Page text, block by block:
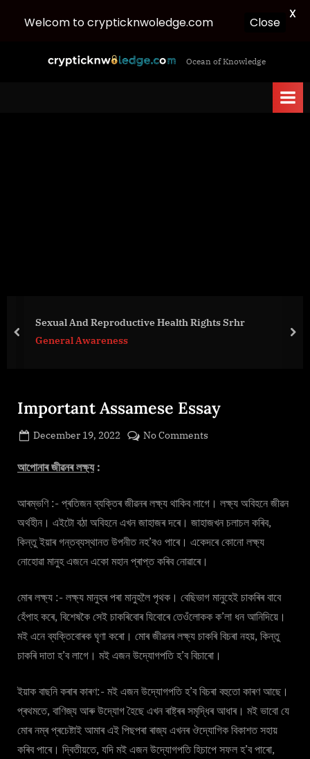
c
m
Ocean of Knowledge
Sexual And Reproductive Health Rights Srhr
General Awareness
prev
Important Assamese Essay
Posted
December 19, 2022
No Comments
আপোনাৰ জীৱনৰ লক্ষ্য:
আৰম্ভণি :- প্ৰতিজন ব্যক্তিৰ জীৱনৰ লক্ষ্য থাকিব লাগে। লক্ষ্য অবিহনে জীৱন
অৰ্থহীন। এইটো বঠা অবিহনে এখন জাহাজৰ দৰে। জাহাজখন চলাচল কৰিব,
কিন্তু ইয়াৰ গন্তব্যস্থানত উপনীত নহ’বও পাৰে। একেদৰে কোনো লক্ষ্য
নোহোৱা মানুহ এজনে একো মহান প্ৰাপ্ত কৰিব নোৱাৰে।
মোৰ লক্ষ্য :- লক্ষ্য মানুহৰ পৰা মানুহলৈ পৃথক। বেছিভাগ মানুহেই চাকৰিৰ বাবে
হেঁপাহ কৰে, বিশেষকৈ সেই চাকৰিবোৰ যিবোৰে তেওঁলোকক ক’লা ধন আনিদিয়ে।
মই এনে ব্যক্তিবোৰক ঘৃণা কৰো। মোৰ জীৱনৰ লক্ষ্য চাকৰি বিচৰা নহয়, কিন্তু
চাকৰি দাতা হ’ব লাগে। মই এজন উদ্যোগপতি হ’ব বিচাৰো।
ইয়াক বাছনি কৰাৰ কাৰণ:- মই এজন উদ্যোগপতি হ’ব বিচৰা বহুতো কাৰণ আছে।
প্ৰথমতে, বাণিজ্য আৰু উদ্যোগ হৈছে এখন ৰাষ্ট্ৰৰ সমৃদ্ধিৰ আধাৰ। মই ভাবো যে
মোৰ নম্ৰ প্ৰচেষ্টাই আমাৰ এই পিছপৰা ৰাজ্য এখনৰ ঔদ্যোগিক বিকাশত সহায়
কৰিব পাৰে। দ্বিতীয়তে, যদি মই এজন উদ্যোগপতি হিচাপে সফল হ’ব পাৰো,
Welcom to crypticknwoledge.com Close X